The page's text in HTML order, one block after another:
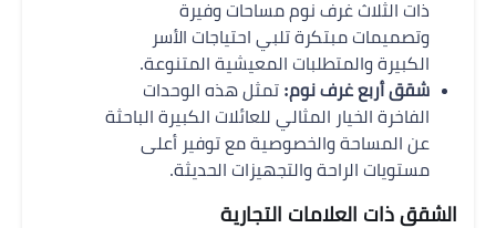
ذات الثلاث غرف نوم مساحات وفيرة
وتصميمات مبتكرة تلبي احتياجات الأسر
الكبيرة والمتطلبات المعيشية المتنوعة.
شقق أربع غرف نوم: تمثل هذه الوحدات
الفاخرة الخيار المثالي للعائلات الكبيرة الباحثة
عن المساحة والخصوصية مع توفير أعلى
مستويات الراحة والتجهيزات الحديثة.
الشقق ذات العلامات التجارية